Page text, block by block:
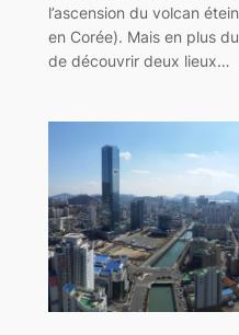
l’ascension du volcan
en Corée). Mais en plus
de découvrir deux lieux…